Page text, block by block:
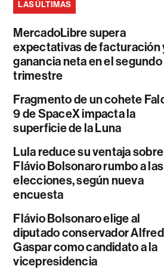
LAS ÚLTIMAS
MercadoLibre supera
expectativas de facturación
ganancia neta en el segundo
trimestre
Fragmento de un cohete
9 de SpaceX impacta la
superficie de la Luna
Lula reduce su ventaja sobre
Flávio Bolsonaro rumbo a las
elecciones, según nueva
encuesta
Flávio Bolsonaro elige al
diputado conservador
Gaspar como candidato a la
vicepresidencia